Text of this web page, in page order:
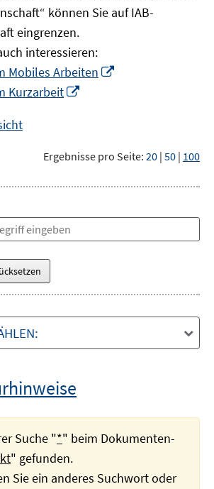
können Sie auf IAB-
eingrenzen.
interessieren:
Mobiles Arbeiten
Kurzarbeit
Ergebnisse pro Seite: 20 | 50 | 100
Suche "*" beim Dokumenten-
" gefunden.
Sie ein anderes Suchwort oder